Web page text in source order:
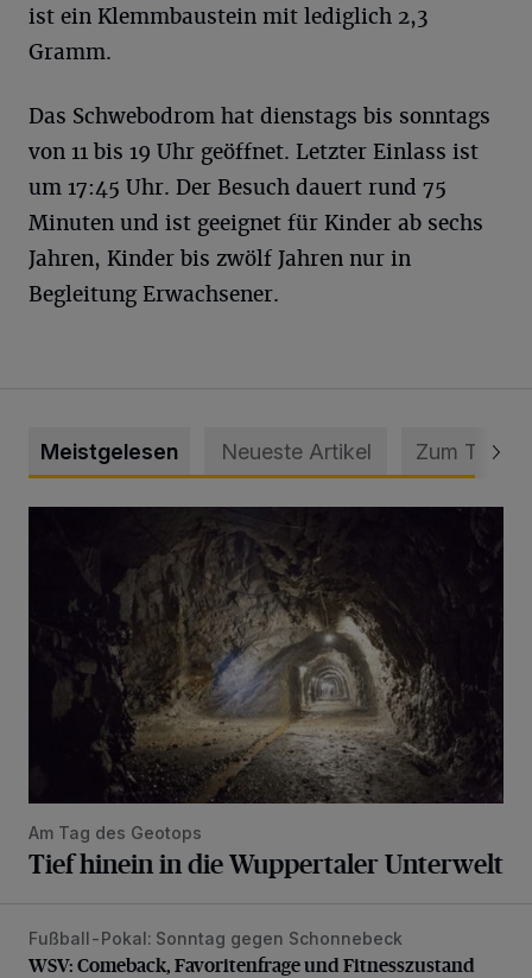
ist ein Klemmbaustein mit lediglich 2,3
Gramm.
Das Schwebodrom hat dienstags bis sonntags
von 11 bis 19 Uhr geöffnet. Letzter Einlass ist
um 17:45 Uhr. Der Besuch dauert rund 75
Minuten und ist geeignet für Kinder ab sechs
Jahren, Kinder bis zwölf Jahren nur in
Begleitung Erwachsener.
Meistgelesen Neueste Artikel Zum Thema
Am Tag des Geotops
Tief hinein in die Wuppertaler Unterwelt
WSV: Comeback, Favoritenfrage und Fitnesszustand
Fußball-Pokal: Sonntag gegen Schonnebeck
WSV: Comeback, Favoritenfrage und Fitnesszustand